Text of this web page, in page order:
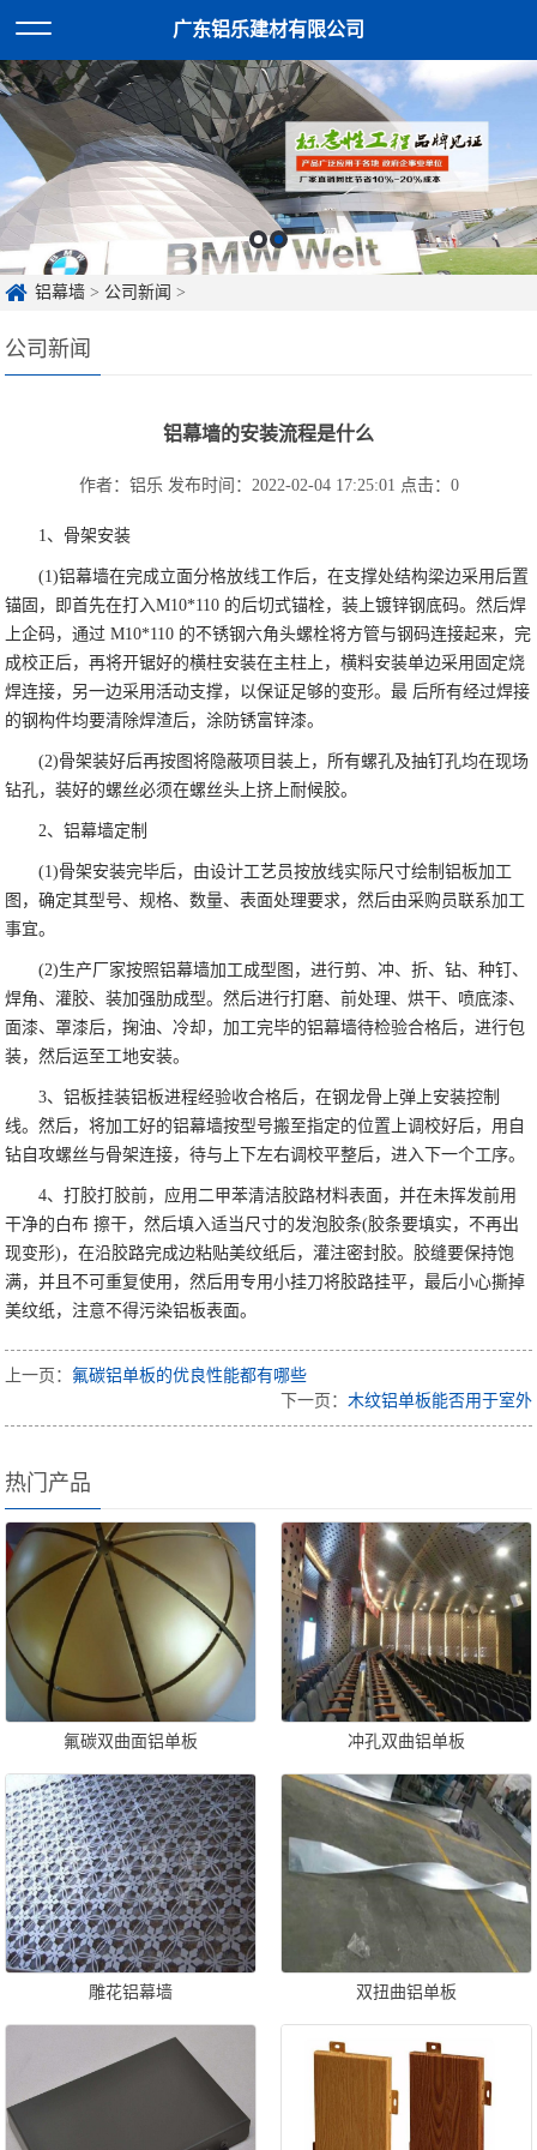
广东铝乐建材有限公司
铝幕墙 > 公司新闻 >
公司新闻
铝幕墙的安装流程是什么
作者：铝乐 发布时间：2022-02-04 17:25:01 点击： 0
1、骨架安装
(1)铝幕墙在完成立面分格放线工作后，在支撑处结构梁边采用后置
锚固，即首先在打入M10*110 的后切式锚栓，装上镀锌钢底码。然后焊
上企码，通过 M10*110 的不锈钢六角头螺栓将方管与钢码连接起来，完
成校正后，再将开锯好的横柱安装在主柱上，横料安装单边采用固定烧
焊连接，另一边采用活动支撑，以保证足够的变形。最 后所有经过焊接
的钢构件均要清除焊渣后，涂防锈富锌漆。
(2)骨架装好后再按图将隐蔽项目装上，所有螺孔及抽钉孔均在现场
钻孔，装好的螺丝必须在螺丝头上挤上耐候胶。
2、铝幕墙定制
(1)骨架安装完毕后，由设计工艺员按放线实际尺寸绘制铝板加工
图，确定其型号、规格、数量、表面处理要求，然后由采购员联系加工
事宜。
(2)生产厂家按照铝幕墙加工成型图，进行剪、冲、折、钻、种钉、
焊角、灌胶、装加强肋成型。然后进行打磨、前处理、烘干、喷底漆、
面漆、罩漆后，掬油、冷却，加工完毕的铝幕墙待检验合格后，进行包
装，然后运至工地安装。
3、铝板挂装铝板进程经验收合格后，在钢龙骨上弹上安装控制
线。然后，将加工好的铝幕墙按型号搬至指定的位置上调校好后，用自
钻自攻螺丝与骨架连接，待与上下左右调校平整后，进入下一个工序。
4、打胶打胶前，应用二甲苯清洁胶路材料表面，并在未挥发前用
干净的白布 擦干，然后填入适当尺寸的发泡胶条(胶条要填实，不再出
现变形)，在沿胶路完成边粘贴美纹纸后，灌注密封胶。胶缝要保持饱
满，并且不可重复使用，然后用专用小挂刀将胶路挂平，最后小心撕掉
美纹纸，注意不得污染铝板表面。
上一页： 氟碳铝单板的优良性能都有哪些
下一页： 木纹铝单板能否用于室外
热门产品
氟碳双曲面铝单板 冲孔双曲铝单板
雕花铝幕墙 双扭曲铝单板